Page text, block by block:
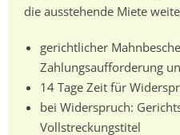
die ausstehende Miete
gerichtlicher
Zahlungsaufforderung
14 Tage Zeit für
bei Widerspruch:
Vollstreckungstitel